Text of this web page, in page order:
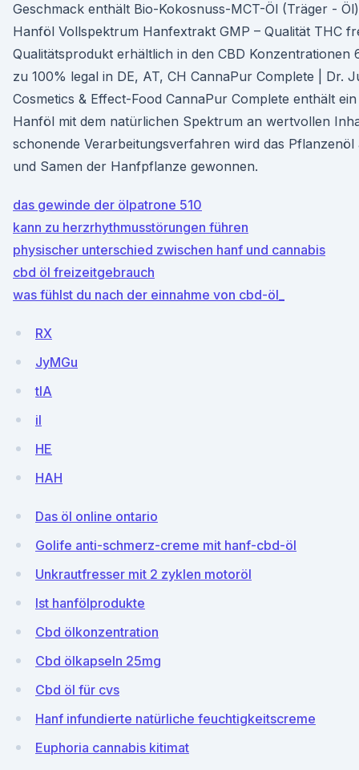
Geschmack enthält Bio-Kokosnuss-MCT-Öl (Träger -
Hanföl Vollspektrum Hanfextrakt GMP – Qualität THC
Qualitätsprodukt erhältlich in den CBD Konzentrationen
zu 100% legal in DE, AT, CH CannaPur Complete | Dr.
Cosmetics & Effect-Food CannaPur Complete enthält
Hanföl mit dem natürlichen Spektrum an wertvollen
schonende Verarbeitungsverfahren wird das Pflanzenöl
und Samen der Hanfpflanze gewonnen.
das gewinde der ölpatrone 510
kann zu herzrhythmusstörungen führen
physischer unterschied zwischen hanf und cannabis
cbd öl freizeitgebrauch
was fühlst du nach der einnahme von cbd-öl_
RX
JyMGu
tIA
il
HE
HAH
Das öl online ontario
Golife anti-schmerz-creme mit hanf-cbd-öl
Unkrautfresser mit 2 zyklen motoröl
Ist hanfölprodukte
Cbd ölkonzentration
Cbd ölkapseln 25mg
Cbd öl für cvs
Hanf infundierte natürliche feuchtigkeitscreme
Euphoria cannabis kitimat